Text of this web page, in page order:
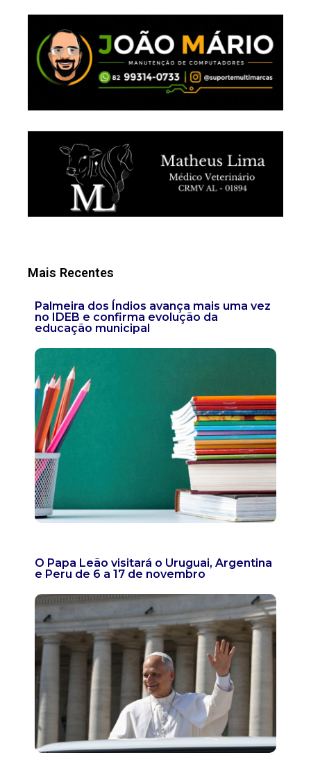
Mais Recentes
Palmeira dos Índios avança mais uma vez
no IDEB e confirma evolução da
educação municipal
O Papa Leão visitará o Uruguai, Argentina
e Peru de 6 a 17 de novembro